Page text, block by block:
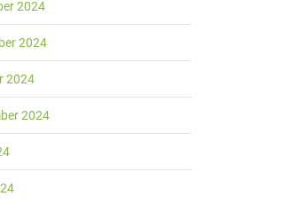
2024
2024
2024
2024